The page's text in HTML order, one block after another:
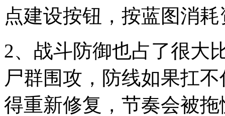
点建设按钮，按蓝图消
2、战斗防御也占了很大
尸群围攻，防线如果扛
得重新修复，节奏会被拖